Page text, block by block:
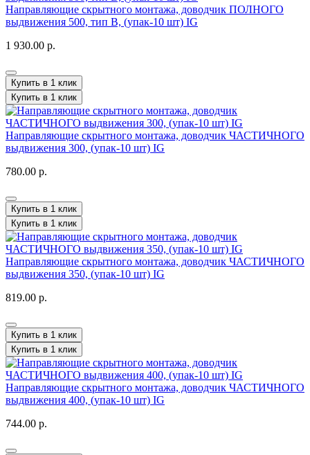
Направляющие скрытного монтажа, доводчик ПОЛНОГО
выдвижения 500, тип B, (упак-10 шт) IG
1 930.00 р.
Купить в 1 клик
Купить в 1 клик
Направляющие скрытного монтажа, доводчик ЧАСТИЧНОГО
выдвижения 300, (упак-10 шт) IG
780.00 р.
Купить в 1 клик
Купить в 1 клик
Направляющие скрытного монтажа, доводчик ЧАСТИЧНОГО
выдвижения 350, (упак-10 шт) IG
819.00 р.
Купить в 1 клик
Купить в 1 клик
Направляющие скрытного монтажа, доводчик ЧАСТИЧНОГО
выдвижения 400, (упак-10 шт) IG
744.00 р.